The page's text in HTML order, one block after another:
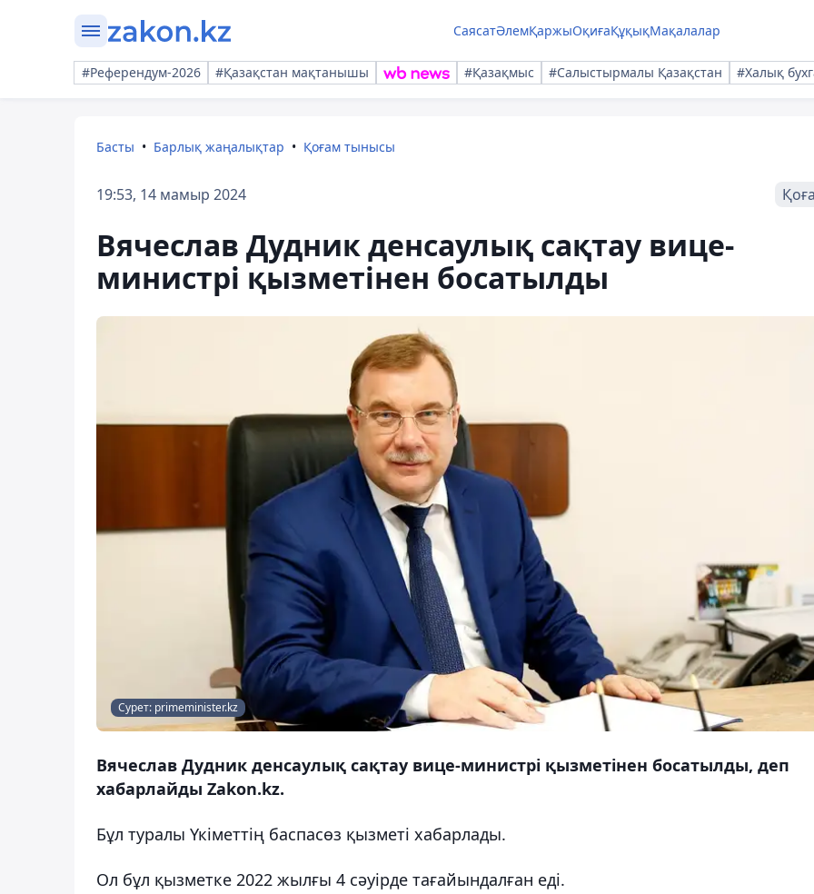
СаясатӘлемҚаржыОқиғаҚұқықМақалалар
#Референдум-2026 #Қазақстан мақтанышы #Қазақмыс #Салыстырмалы Қазақстан #Халық
Басты Барлық жаңалықтар Қоғам тынысы
19:53, 14 мамыр 2024
Вячеслав Дудник денсаулық сақтау вице-
министрі қызметінен босатылды
Сурет: primeminister.kz
Вячеслав Дудник денсаулық сақтау вице-министрі қызметінен босатылды, деп
хабарлайды Zakon.kz.
Бұл туралы Үкіметтің баспасөз қызметі хабарлады.
Ол бұл қызметке 2022 жылғы 4 сәуірде тағайындалған еді.